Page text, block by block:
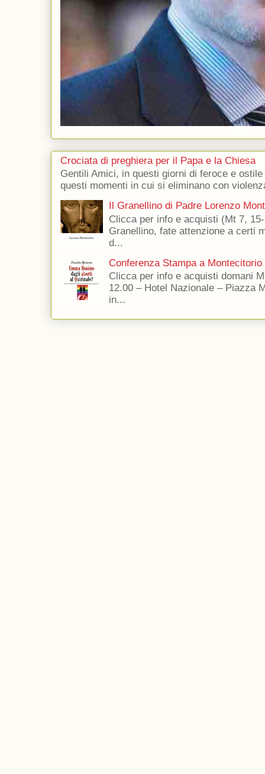
Crociata di preghiera per il Papa e la Chiesa
Gentili Amici, in questi giorni di feroce e
questi momenti in cui si eliminano con
Il Granellino di Padre Lorenzo
Clicca per info e acquisti (Mt 7,
Granellino, fate attenzione a certi
d...
Conferenza Stampa a Montecitorio
Clicca per info e acquisti domani
12.00 – Hotel Nazionale – Piazza
in...